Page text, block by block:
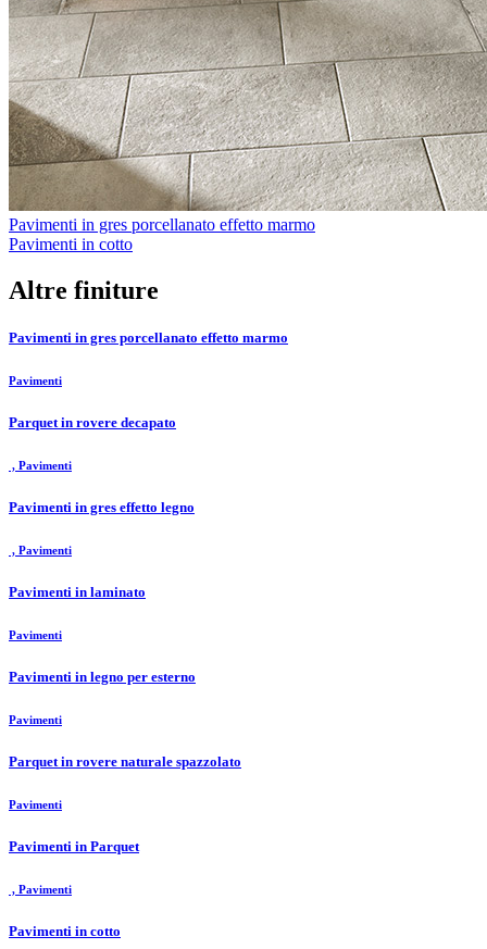
Pavimenti in gres porcellanato effetto marmo
Pavimenti in cotto
Altre finiture
Pavimenti in gres porcellanato effetto marmo
Pavimenti
Parquet in rovere decapato
, Pavimenti
Pavimenti in gres effetto legno
, Pavimenti
Pavimenti in laminato
Pavimenti
Pavimenti in legno per esterno
Pavimenti
Parquet in rovere naturale spazzolato
Pavimenti
Pavimenti in Parquet
, Pavimenti
Pavimenti in cotto